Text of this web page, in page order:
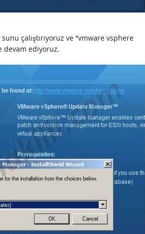
çalıştırıyoruz ve “vmware vsphere
devam ediyoruz.